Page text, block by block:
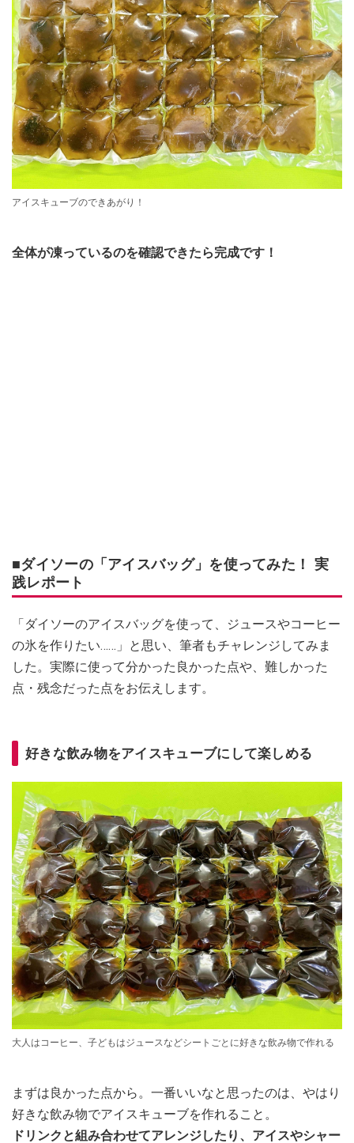
アイスキューブのできあがり！
全体が凍っているのを確認できたら完成です！
■ダイソーの「アイスバッグ」を使ってみた！ 実
践レポート
「ダイソーのアイスバッグを使って、ジュースやコーヒー
の氷を作りたい……」と思い、筆者もチャレンジしてみま
した。実際に使って分かった良かった点や、難しかった
点・残念だった点をお伝えします。
好きな飲み物をアイスキューブにして楽しめる
大人はコーヒー、子どもはジュースなどシートごとに好きな飲み物で作れる
まずは良かった点から。一番いいなと思ったのは、やはり
好きな飲み物でアイスキューブを作れること。
ドリンクと組み合わせてアレンジしたり、アイスやシャー